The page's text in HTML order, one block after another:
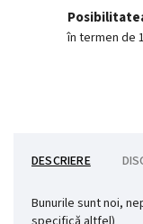
în termen de
DESCRIERE
Bunurile sunt noi,